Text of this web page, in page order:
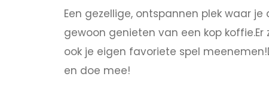
Een gezellige, ontspannen plek waar
gewoon genieten van een kop
ook je eigen favoriete spel
en doe mee!